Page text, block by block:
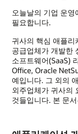
오늘날의 기업 운
필요합니다.
귀사의 핵심 애플
공급업체가 개발한
소프트웨어(SaaS)
Office, Oracle
예입니다. 그 외의
외주업체가 귀사의
것들입니다. 본 문